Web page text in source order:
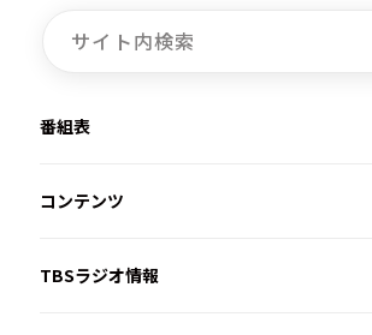
番組表
コンテンツ
TBSラジオ情報